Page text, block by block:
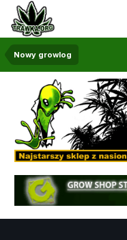
Nowy growlog